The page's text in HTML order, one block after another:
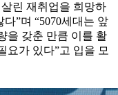
린 재취업을 희망하
”며 “5070세대는 앞
을 갖춘 만큼 이를 활
요가 있다”고 입을 모